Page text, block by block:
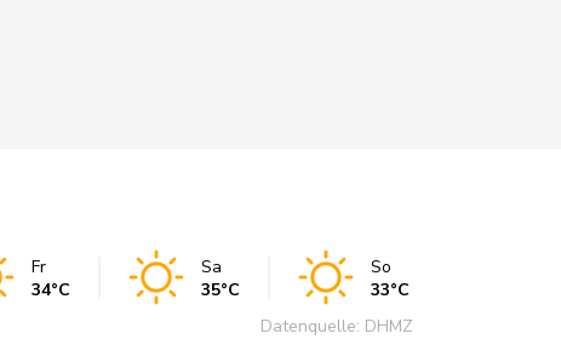
Fr
34°C
Sa
35°C
So
33°C
Datenquelle: DHMZ